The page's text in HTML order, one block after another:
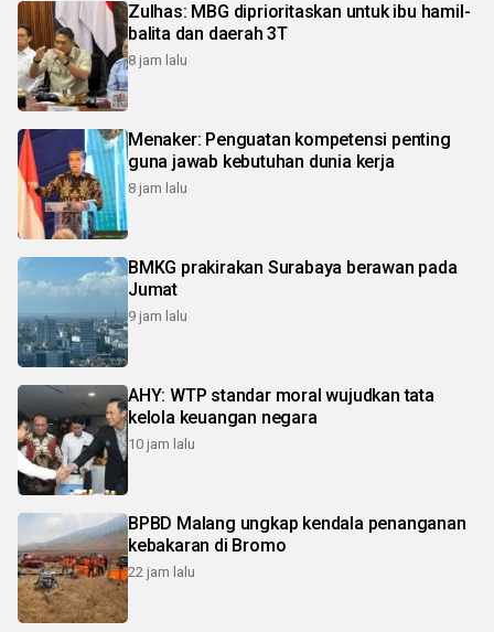
Zulhas: MBG diprioritaskan untuk ibu hamil-
balita dan daerah 3T
8 jam lalu
Menaker: Penguatan kompetensi penting
guna jawab kebutuhan dunia kerja
8 jam lalu
BMKG prakirakan Surabaya berawan pada
Jumat
9 jam lalu
AHY: WTP standar moral wujudkan tata
kelola keuangan negara
10 jam lalu
BPBD Malang ungkap kendala penanganan
kebakaran di Bromo
22 jam lalu